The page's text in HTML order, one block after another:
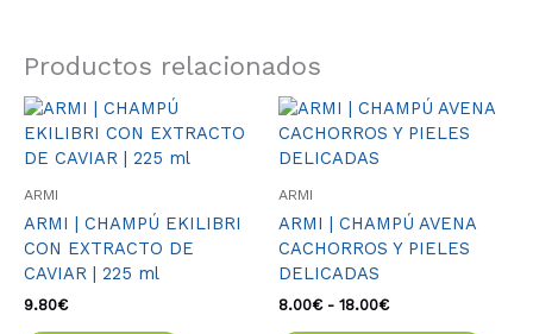
Productos relacionados
ARMI
ARMI | CHAMPÚ EKILIBRI
CON EXTRACTO DE
CAVIAR | 225 ml
9.80€
ARMI
ARMI | CHAMPÚ AVENA
CACHORROS Y PIELES
DELICADAS
8.00€ - 18.00€
Rango
de
18.00€
Este